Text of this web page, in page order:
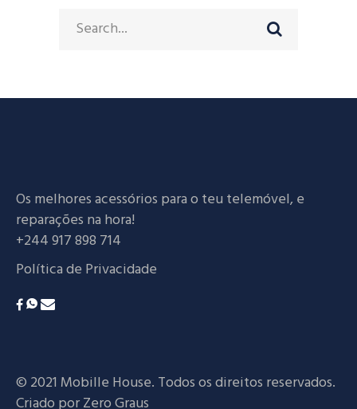
Search
for:
Os melhores acessórios para o teu telemóvel, e
reparações na hora!
+244 917 898 714
Política de Privacidade
© 2021 Mobille House. Todos os direitos reservados.
Criado porZero Graus